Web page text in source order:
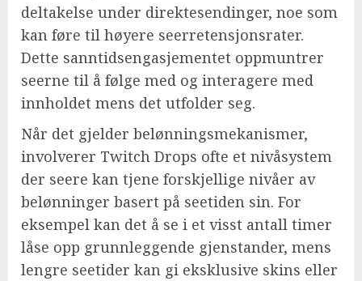
deltakelse under direktesendinger, noe som
kan føre til høyere seerretensjonsrater.
Dette sanntidsengasjementet oppmuntrer
seerne til å følge med og interagere med
innholdet mens det utfolder seg.
Når det gjelder belønningsmekanismer,
involverer Twitch Drops ofte et nivåsystem
der seere kan tjene forskjellige nivåer av
belønninger basert på seetiden sin. For
eksempel kan det å se i et visst antall timer
låse opp grunnleggende gjenstander, mens
lengre seetider kan gi eksklusive skins eller